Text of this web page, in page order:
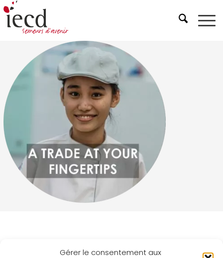
Gérer le consentement aux